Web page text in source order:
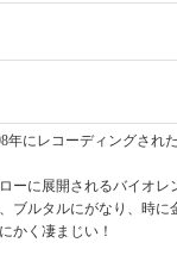
年にレコーディングされた
ーに展開されるバイオレ
ブルタルにがなり、時に
かく凄まじい！